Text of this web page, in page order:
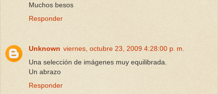
Muchos besos
Responder
Unknown viernes, octubre 23, 2009 4:28:00 p. m.
Una selección de imágenes muy equilibrada.
Un abrazo
Responder